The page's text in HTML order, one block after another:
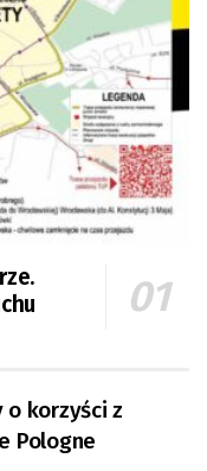
o korzyści z
Pologne